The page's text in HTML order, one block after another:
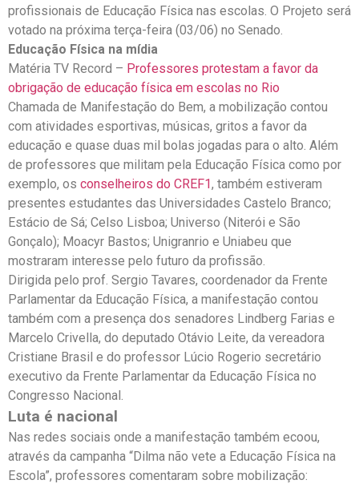
profissionais de Educação Física nas escolas. O Projeto será
votado na próxima terça-feira (03/06) no Senado.
Educação Física na mídia
Matéria TV Record – Professores protestam a favor da
obrigação de educação física em escolas no Rio
Chamada de Manifestação do Bem, a mobilização contou
com atividades esportivas, músicas, gritos a favor da
educação e quase duas mil bolas jogadas para o alto. Além
de professores que militam pela Educação Física como por
exemplo, os conselheiros do CREF1, também estiveram
presentes estudantes das Universidades Castelo Branco;
Estácio de Sá; Celso Lisboa; Universo (Niterói e São
Gonçalo); Moacyr Bastos; Unigranrio e Uniabeu que
mostraram interesse pelo futuro da profissão.
Dirigida pelo prof. Sergio Tavares, coordenador da Frente
Parlamentar da Educação Física, a manifestação contou
também com a presença dos senadores Lindberg Farias e
Marcelo Crivella, do deputado Otávio Leite, da vereadora
Cristiane Brasil e do professor Lúcio Rogerio secretário
executivo da Frente Parlamentar da Educação Física no
Congresso Nacional.
Luta é nacional
Nas redes sociais onde a manifestação também ecoou,
através da campanha “Dilma não vete a Educação Física na
Escola”, professores comentaram sobre mobilização: